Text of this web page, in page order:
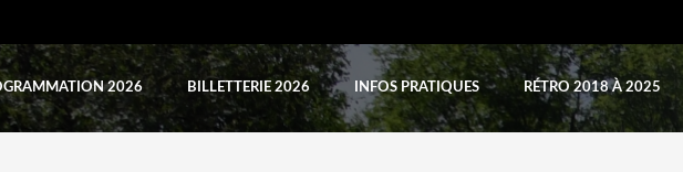
2026 BILLETTERIE 2026 INFOS PRATIQUES RÉTRO 2018 À 2025